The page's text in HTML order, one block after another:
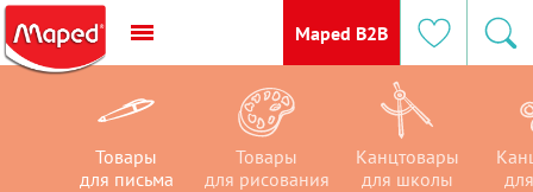
Товары
для письма
Товары
для рисования
Канцтовары
для школы
Канцтовары
для офиса
Maped B2B
Товары
для письма
Товары
для рисования
Канцтовары
для школы